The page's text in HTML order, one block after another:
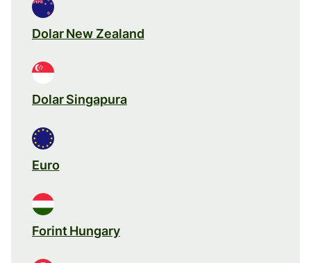
Dolar New Zealand
Dolar Singapura
Euro
Forint Hungary